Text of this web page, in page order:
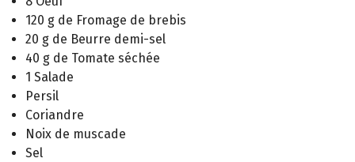
120 g de Fromage de brebis
20 g de Beurre demi-sel
40 g de Tomate séchée
1 Salade
Persil
Coriandre
Noix de muscade
Sel